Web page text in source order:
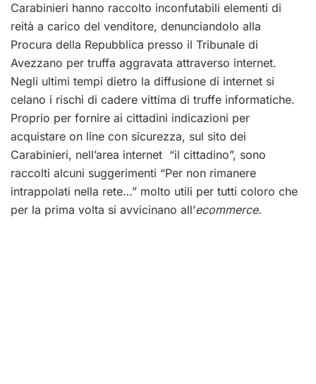
Carabinieri hanno raccolto inconfutabili elementi di
reità a carico del venditore, denunciandolo alla
Procura della Repubblica presso il Tribunale di
Avezzano per truffa aggravata attraverso internet.
Negli ultimi tempi dietro la diffusione di internet si
celano i rischi di cadere vittima di truffe informatiche.
Proprio per fornire ai cittadini indicazioni per
acquistare on line con sicurezza, sul sito dei
Carabinieri, nell’area internet “il cittadino”, sono
raccolti alcuni suggerimenti “Per non rimanere
intrappolati nella rete…” molto utili per tutti coloro che
per la prima volta si avvicinano all’ecommerce.